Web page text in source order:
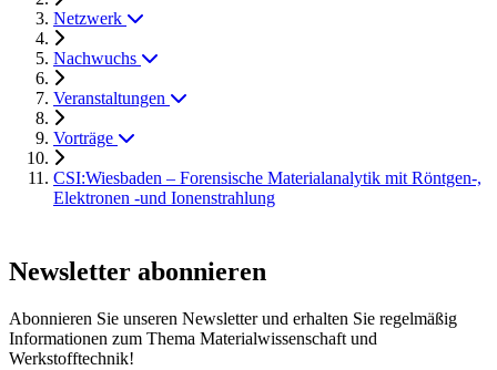
Netzwerk
Nachwuchs
Veranstaltungen
Vorträge
CSI:Wiesbaden – Forensische Materialanalytik mit Röntgen-,
Elektronen -und Ionenstrahlung
Newsletter abonnieren
Abonnieren Sie unseren Newsletter und erhalten Sie regelmäßig
Informationen zum Thema Materialwissenschaft und
Werkstofftechnik!